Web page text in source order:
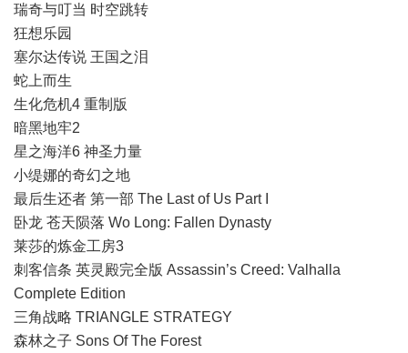
瑞奇与叮当 时空跳转
狂想乐园
塞尔达传说 王国之泪
蛇上而生
生化危机4 重制版
暗黑地牢2
星之海洋6 神圣力量
小缇娜的奇幻之地
最后生还者 第一部 The Last of Us Part I
卧龙 苍天陨落 Wo Long: Fallen Dynasty
莱莎的炼金工房3
刺客信条 英灵殿完全版 Assassin’s Creed: Valhalla
Complete Edition
三角战略 TRIANGLE STRATEGY
森林之子 Sons Of The Forest